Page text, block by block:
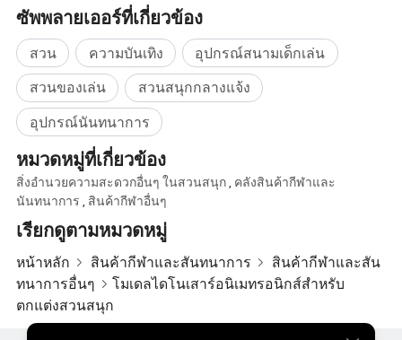
การบรรจุและ การจัดส่ง
ซัพพลายเออร์ที่เกี่ยวข้อง
สวน ความบันเทิง
อุปกรณ์สนามเด็กเล่น
สวนของเล่น
สวนสนุกกลางแจ้ง
อุปกรณ์นันทนาการ
หมวดหมู่ที่เกี่ยวข้อง
สิ่งอำนวยความสะดวกอื่นๆ ในสวนสนุก, คลังสินค้ากีฬาและ
นันทนาการ , สินค้ากีฬาอื่นๆ
เรียกดูตามหมวดหมู่
หน้าหลัก สินค้ากีฬาและสันทนาการ
สินค้ากีฬาและสัน
ทนาการอื่นๆ
โมเดลไดโนเสาร์อนิเมทรอนิกส์สำหรับ
ตกแต่งสวนสนุก